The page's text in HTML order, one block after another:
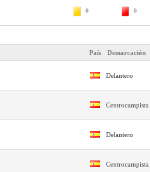
0 0
País Demarcación
Delantero
Centrocampista
Delantero
Centrocampista